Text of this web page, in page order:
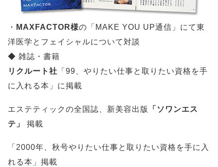
・ MAXFACTOR様の「MAKE YOU UP通信」にて東
洋医学とフェイシャルについて対談
◆ 雑誌・書籍
リクルート社 「99、やりたい仕事と取りたい資格を手
に入れる本」に掲載
エステティックの全国誌、新美容出版
「ソワンエス
テ」
掲載
「2000年、秋号やりたい仕事と取りたい資格を手に入
れる本」掲載